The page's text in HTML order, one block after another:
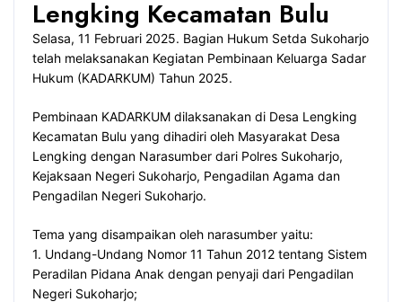
Lengking Kecamatan Bulu
Selasa, 11 Februari 2025. Bagian Hukum Setda Sukoharjo
telah melaksanakan Kegiatan Pembinaan Keluarga Sadar
Hukum (KADARKUM) Tahun 2025.
Pembinaan KADARKUM dilaksanakan di Desa Lengking
Kecamatan Bulu yang dihadiri oleh Masyarakat Desa
Lengking dengan Narasumber dari Polres Sukoharjo,
Kejaksaan Negeri Sukoharjo, Pengadilan Agama dan
Pengadilan Negeri Sukoharjo.
Tema yang disampaikan oleh narasumber yaitu:
1. Undang-Undang Nomor 11 Tahun 2012 tentang Sistem
Peradilan Pidana Anak dengan penyaji dari Pengadilan
Negeri Sukoharjo;